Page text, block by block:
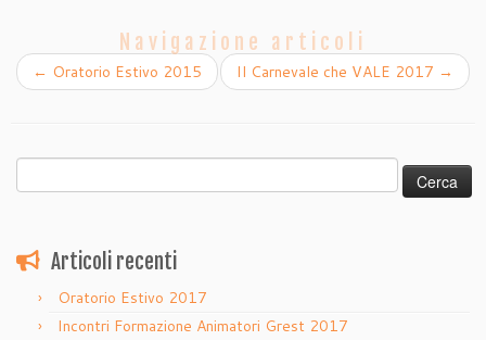
Navigazione articoli
← Oratorio Estivo 2015 Il Carnevale che VALE 2017 →
per:
Articoli recenti
Oratorio Estivo 2017
Incontri Formazione Animatori Grest 2017